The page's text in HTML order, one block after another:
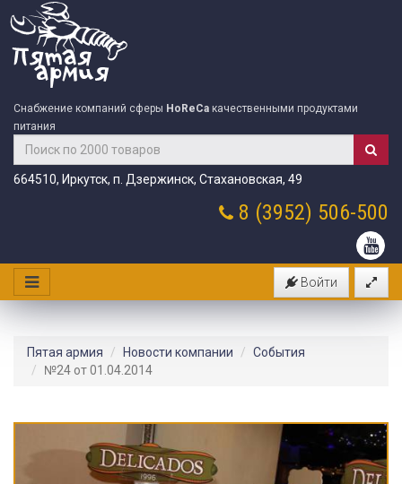
Снабжение компаний сферы HoReCa качественными продуктами
питания
664510, Иркутск, п. Дзержинск, Стахановская, 49
8 (3952) 506-500
Войти
Пятая армия Новости компании
События
№24 от 01.04.2014